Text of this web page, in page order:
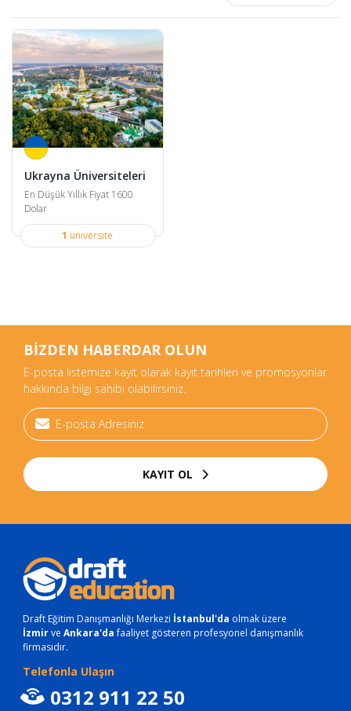
Ukrayna Üniversiteleri
En Düşük Yıllık Fiyat 1600
Dolar
1 üniversite
BİZDEN HABERDAR OLUN
E-posta listemize kayıt olarak kayıt tarihleri ve promosyonlar
hakkında bilgi sahibi olabilirsiniz.
KAYIT OL
Draft Eğitim Danışmanlığı Merkezi İstanbul'da olmak üzere
İzmirve Ankara'dafaaliyet gösteren profesyonel danışmanlık
firmasıdır.
Telefonla Ulaşın
0312 911 22 50